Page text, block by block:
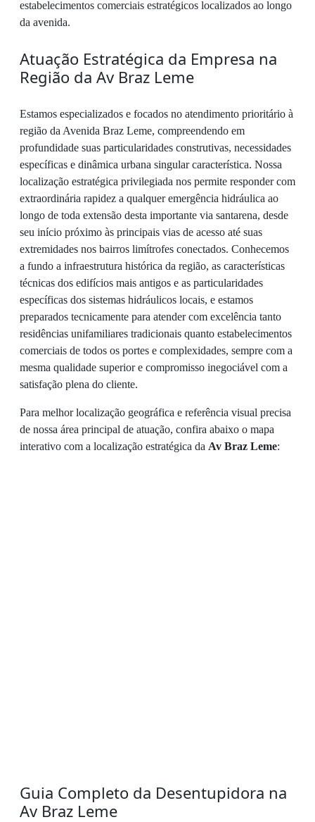
estabelecimentos comerciais estratégicos localizados ao longo
da avenida.
Atuação Estratégica da Empresa na
Região da Av Braz Leme
Estamos especializados e focados no atendimento prioritário à
região da Avenida Braz Leme, compreendendo em
profundidade suas particularidades construtivas, necessidades
específicas e dinâmica urbana singular característica. Nossa
localização estratégica privilegiada nos permite responder com
extraordinária rapidez a qualquer emergência hidráulica ao
longo de toda extensão desta importante via santarena, desde
seu início próximo às principais vias de acesso até suas
extremidades nos bairros limítrofes conectados. Conhecemos
a fundo a infraestrutura histórica da região, as características
técnicas dos edifícios mais antigos e as particularidades
específicas dos sistemas hidráulicos locais, e estamos
preparados tecnicamente para atender com excelência tanto
residências unifamiliares tradicionais quanto estabelecimentos
comerciais de todos os portes e complexidades, sempre com a
mesma qualidade superior e compromisso inegociável com a
satisfação plena do cliente.
Para melhor localização geográfica e referência visual precisa
de nossa área principal de atuação, confira abaixo o mapa
interativo com a localização estratégica da Av Braz Leme:
Guia Completo da Desentupidora na
Av Braz Leme